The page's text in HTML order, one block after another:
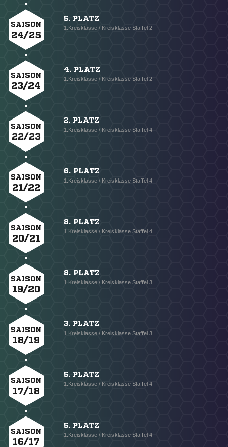
SAISON
24/25
5. PLATZ
1.Kreisklasse / Kreisklasse Staffel 2
SAISON
23/24
4. PLATZ
1.Kreisklasse / Kreisklasse Staffel 2
SAISON
22/23
2. PLATZ
1.Kreisklasse / Kreisklasse Staffel 4
SAISON
21/22
6. PLATZ
1.Kreisklasse / Kreisklasse Staffel 4
SAISON
20/21
8. PLATZ
1.Kreisklasse / Kreisklasse Staffel 4
SAISON
19/20
8. PLATZ
1.Kreisklasse / Kreisklasse Staffel 3
SAISON
18/19
3. PLATZ
1.Kreisklasse / Kreisklasse Staffel 3
SAISON
17/18
5. PLATZ
1.Kreisklasse / Kreisklasse Staffel 4
SAISON
16/17
5. PLATZ
1.Kreisklasse / Kreisklasse Staffel 4